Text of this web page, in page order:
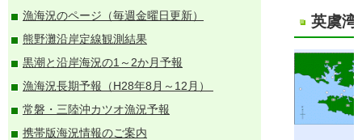
漁海況のページ（毎週金曜日更新）
熊野灘沿岸定線観測結果
黒潮と沿岸海況の1～2か月予報
漁海況長期予報（H28年8月～12月）
常磐・三陸沖カツオ漁況予報
携帯版海況情報のご案内
英虞湾